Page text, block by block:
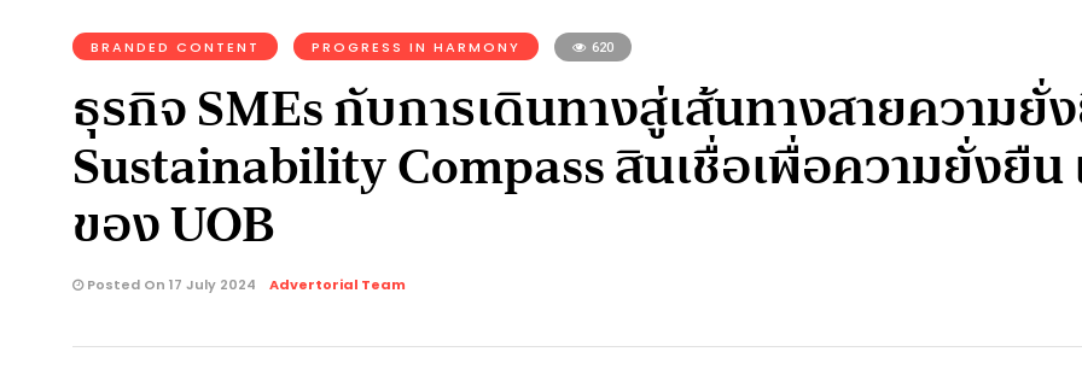
BRANDED CONTENT PROGRESS IN HARMONY 620
ธุรกิจ SMEs กับการเดินทางสู่เส้นทางสายความยั่
Sustainability Compass สินเชื่อเพื่อความยั่งยืน
ของ UOB
Posted On 17 July 2024 Advertorial Team